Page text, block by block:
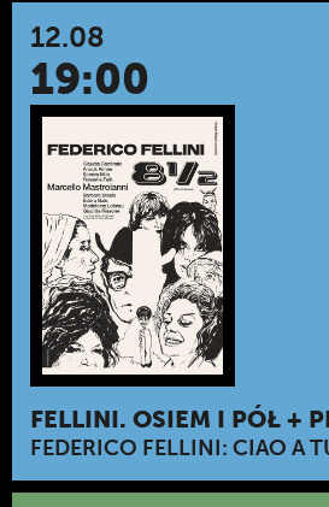
12.08
19:00
FELLINI. OSIEM I PÓŁ +
FEDERICO FELLINI: CIAO A